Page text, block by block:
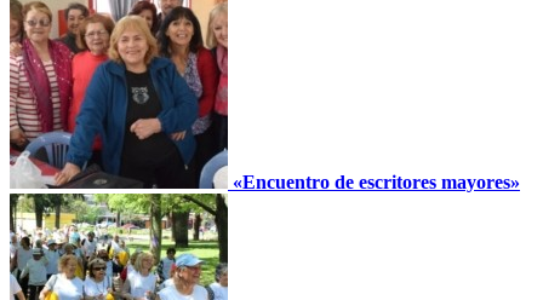
«Encuentro de escritores mayores»